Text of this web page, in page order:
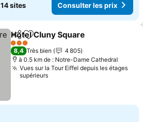
14 sites Consulter les prix
PartagerAjouter à mes favoris
Hotel Cluny Square
3 Étoiles
8,4 Très bien
4 805
à 0.5 km de : Notre-Dame Cathedral
Vues sur la Tour Eiffel depuis les étages
supérieurs